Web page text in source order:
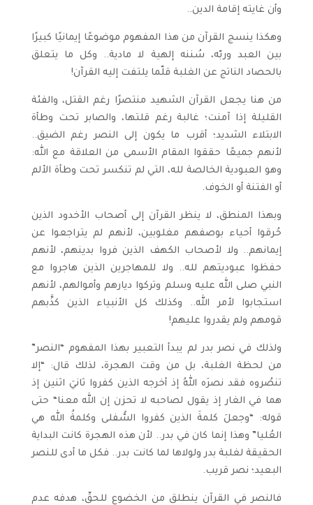
وأن غايته إقامة الدين..
وهكذا ينسج القرآن من هذا المفهوم موضوعًا إيمانيًا كبيرًا
بين العبد وربّه، سُننه إلهية لا مادية.. وكل ما يتعلق
بالحصاد الناتج عن الغلبة قلّما يلتفت إليه القرآن!
من هنا يجعل القرآن الشهيد منتصرًا رغم القتل، والفئة
القليلة إذا آمنت؛ غالبة رغم قلتها، والصابر تحت وطأة
الابتلاء الشديد؛ أقرب ما يكون إلى النصر رغم الضيق..
لأنهم جميعًا حققوا المقام الأسمى من العلاقة مع الله:
وهو العبودية الخالصة لله، التي لم تنكسر تحت وطأة الألم
أو الفتنة أو الخوف.
وبهذا المنطق، لا ينظر القرآن إلى أصحاب الأخدود الذين
حُرقوا أحياء بوصفهم مغلوبين، لأنهم لم يتراجعوا عن
إيمانهم.. ولا لأصحاب الكهف الذين فروا بدينهم، لأنهم
حفظوا عبوديتهم لله.. ولا للمهاجرين الذين هاجروا مع
النبي صلى الله عليه وسلم وتركوا ديارهم وأموالهم، لأنهم
استجابوا لأمر الله.. وكذلك كل الأنبياء الذين كذَّبهم
قومهم ولم يقدروا عليهم!
ولذلك في نصر بدر لم يبدأ التعبير بهذا المفهوم “النصر”
من لحظة الغلبة، بل من وقت الهجرة، لذلك قال: “إلا
تنصُروه فقد نصرَه اللهُ إذ أخرجه الذين كفروا ثانيَ اثنين إذ
هما في الغار إذ يقول لصاحبه لا تحزن إن الله معنا“ حتى
قوله: “وجعلَ كلمةَ الذين كفروا السُّفلى وكلمةُ الله هي
العُليا” وهذا إنما كان في بدر.. لأن هذه الهجرة كانت البداية
الحقيقة لغلبة بدر ولولاها لما كانت بدر.. فكل ما أدى للنصر
البعيد؛ نصر قريب.
فالنصر في القرآن ينطلق من الخضوع للحقّ، هدفه عدم